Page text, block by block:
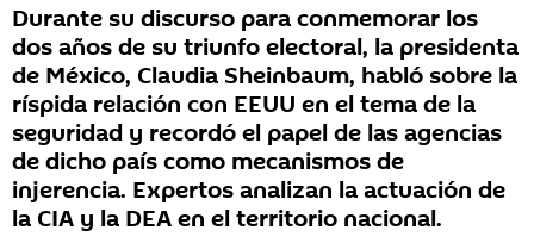
Durante su discurso para conmemorar los
dos años de su triunfo electoral, la presidenta
de México, Claudia Sheinbaum, habló sobre la
ríspida relación con EEUU en el tema de la
seguridad y recordó el papel de las agencias
de dicho país como mecanismos de
injerencia. Expertos analizan la actuación de
la CIA y la DEA en el territorio nacional.